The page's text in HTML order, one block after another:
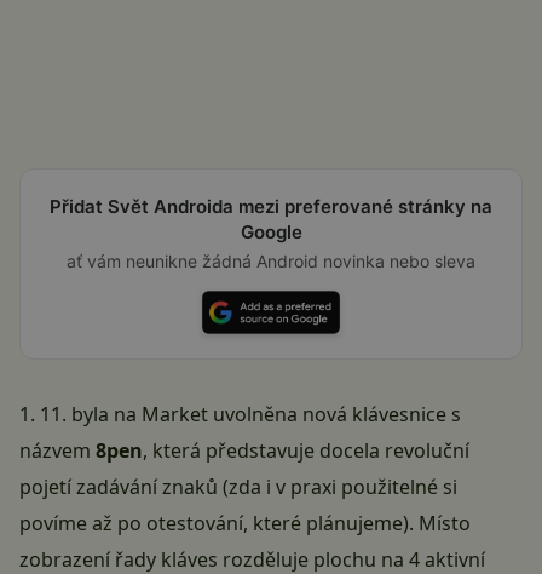
Přidat Svět Androida mezi preferované stránky na
Google
ať vám neunikne žádná Android novinka nebo sleva
1. 11. byla na Market uvolněna nová klávesnice s
názvem 8pen, která představuje docela revoluční
pojetí zadávání znaků (zda i v praxi použitelné si
povíme až po otestování, které plánujeme). Místo
zobrazení řady kláves rozděluje plochu na 4 aktivní